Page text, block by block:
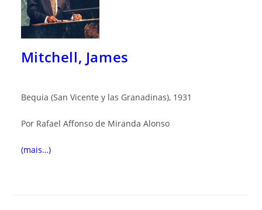
Mitchell, James
Bequia (San Vicente y las Granadinas), 1931
Por Rafael Affonso de Miranda Alonso
(mais…)